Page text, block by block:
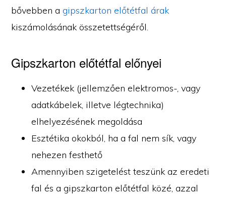
bővebben agipszkarton előtétfal árak
kiszámolásának összetettségéről.
Gipszkarton előtétfal előnyei
Vezetékek (jellemzően elektromos-, vagy
adatkábelek, illetve légtechnika)
elhelyezésének megoldása
Esztétika okokból, ha a fal nem sík, vagy
nehezen festhető
Amennyiben szigetelést teszünk az eredeti
fal és a gipszkarton előtétfal közé, azzal